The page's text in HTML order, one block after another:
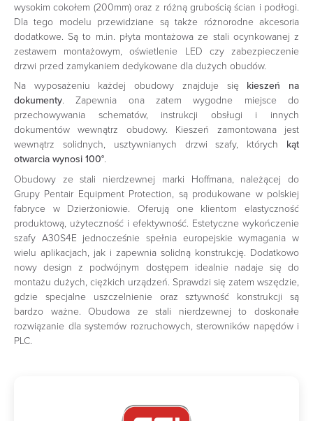
wysokim cokołem (200mm) oraz z różną grubością ścian i podłogi.
Dla tego modelu przewidziane są także różnorodne akcesoria
dodatkowe. Są to m.in. płyta montażowa ze stali ocynkowanej z
zestawem montażowym, oświetlenie LED czy zabezpieczenie
drzwi przed zamykaniem dedykowane dla dużych obudów.
Na wyposażeniu każdej obudowy znajduje się kieszeń na
dokumenty. Zapewnia ona zatem wygodne miejsce do
przechowywania schematów, instrukcji obsługi i innych
dokumentów wewnątrz obudowy. Kieszeń zamontowana jest
wewnątrz solidnych, usztywnianych drzwi szafy, których kąt
otwarcia wynosi 100°.
Obudowy ze stali nierdzewnej marki Hoffmana, należącej do
Grupy Pentair Equipment Protection, są produkowane w polskiej
fabryce w Dzierżoniowie. Oferują one klientom elastyczność
produktową, użyteczność i efektywność. Estetyczne wykończenie
szafy A30S4E jednocześnie spełnia europejskie wymagania w
wielu aplikacjach, jak i zapewnia solidną konstrukcję. Dodatkowo
nowy design z podwójnym dostępem idealnie nadaje się do
montażu dużych, ciężkich urządzeń. Sprawdzi się zatem wszędzie,
gdzie specjalne uszczelnienie oraz sztywność konstrukcji są
bardzo ważne. Obudowa ze stali nierdzewnej to doskonałe
rozwiązanie dla systemów rozruchowych, sterowników napędów i
PLC.